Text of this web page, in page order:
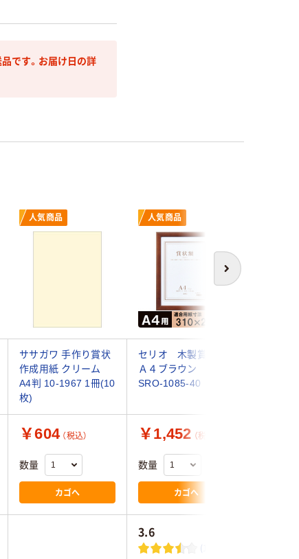
です。お届け日の詳
次へ
人気商品 人気商品
ササガワ 手作り賞状
作成用紙 クリーム
A4判 10-1967 1冊(10
枚)
セリオ 木製賞状額
Ａ４ブラウン A4
SRO-1085-40
￥604 （税込）
数量
カゴへ
￥1,452 （税込）
数量
カゴへ
3.6
(10)